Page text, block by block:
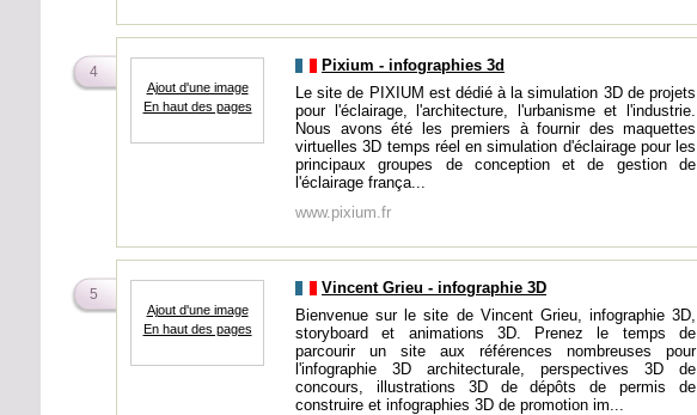
4
Ajout d'une image
En haut des pages
Pixium - infographies 3d
Le site de PIXIUM est dédié à la simulation 3D de projets
pour l'éclairage, l'architecture, l'urbanisme et l'industrie.
Nous avons été les premiers à fournir des maquettes
virtuelles 3D temps réel en simulation d'éclairage pour les
principaux groupes de conception et de gestion de
l'éclairage frança...
www.pixium.fr
5
Ajout d'une image
En haut des pages
Vincent Grieu - infographie 3D
Bienvenue sur le site de Vincent Grieu, infographie 3D,
storyboard et animations 3D. Prenez le temps de
parcourir un site aux références nombreuses pour
l'infographie 3D architecturale, perspectives 3D de
concours, illustrations 3D de dépôts de permis de
construire et infographies 3D de promotion im...